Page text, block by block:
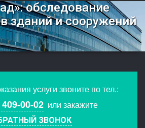
обследование
зданий и сооружений
услуги звоните по тел.:
00-02 или закажите
ЗВОНОК